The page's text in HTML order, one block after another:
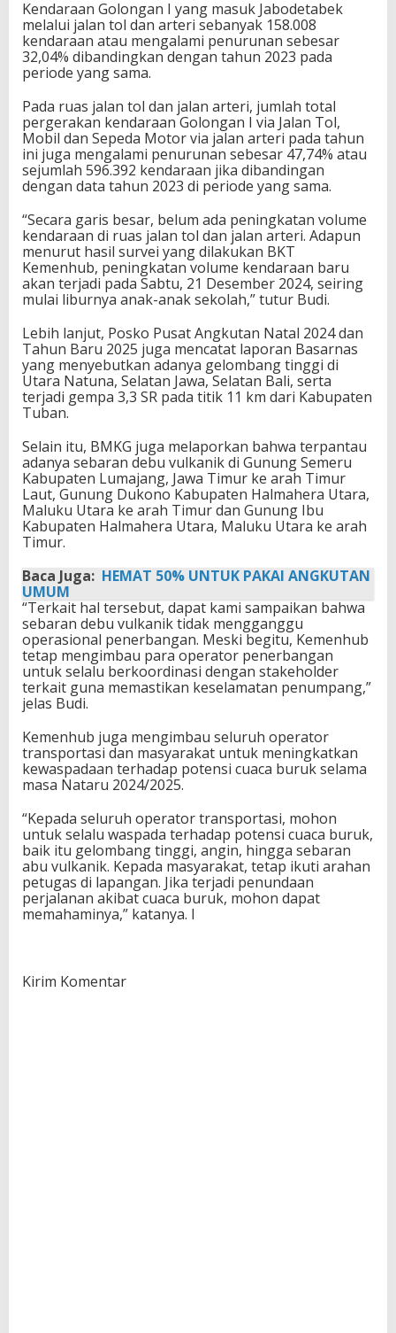
Kendaraan Golongan I yang masuk Jabodetabek
melalui jalan tol dan arteri sebanyak 158.008
kendaraan atau mengalami penurunan sebesar
32,04% dibandingkan dengan tahun 2023 pada
periode yang sama.
Pada ruas jalan tol dan jalan arteri, jumlah total
pergerakan kendaraan Golongan I via Jalan Tol,
Mobil dan Sepeda Motor via jalan arteri pada tahun
ini juga mengalami penurunan sebesar 47,74% atau
sejumlah 596.392 kendaraan jika dibandingan
dengan data tahun 2023 di periode yang sama.
“Secara garis besar, belum ada peningkatan volume
kendaraan di ruas jalan tol dan jalan arteri. Adapun
menurut hasil survei yang dilakukan BKT
Kemenhub, peningkatan volume kendaraan baru
akan terjadi pada Sabtu, 21 Desember 2024, seiring
mulai liburnya anak-anak sekolah,” tutur Budi.
Lebih lanjut, Posko Pusat Angkutan Natal 2024 dan
Tahun Baru 2025 juga mencatat laporan Basarnas
yang menyebutkan adanya gelombang tinggi di
Utara Natuna, Selatan Jawa, Selatan Bali, serta
terjadi gempa 3,3 SR pada titik 11 km dari Kabupaten
Tuban.
Selain itu, BMKG juga melaporkan bahwa terpantau
adanya sebaran debu vulkanik di Gunung Semeru
Kabupaten Lumajang, Jawa Timur ke arah Timur
Laut, Gunung Dukono Kabupaten Halmahera Utara,
Maluku Utara ke arah Timur dan Gunung Ibu
Kabupaten Halmahera Utara, Maluku Utara ke arah
Timur.
Baca Juga: HEMAT 50% UNTUK PAKAI ANGKUTAN
UMUM
“Terkait hal tersebut, dapat kami sampaikan bahwa
sebaran debu vulkanik tidak mengganggu
operasional penerbangan. Meski begitu, Kemenhub
tetap mengimbau para operator penerbangan
untuk selalu berkoordinasi dengan stakeholder
terkait guna memastikan keselamatan penumpang,”
jelas Budi.
Kemenhub juga mengimbau seluruh operator
transportasi dan masyarakat untuk meningkatkan
kewaspadaan terhadap potensi cuaca buruk selama
masa Nataru 2024/2025.
“Kepada seluruh operator transportasi, mohon
untuk selalu waspada terhadap potensi cuaca buruk,
baik itu gelombang tinggi, angin, hingga sebaran
abu vulkanik. Kepada masyarakat, tetap ikuti arahan
petugas di lapangan. Jika terjadi penundaan
perjalanan akibat cuaca buruk, mohon dapat
memahaminya,” katanya. I
Kirim Komentar